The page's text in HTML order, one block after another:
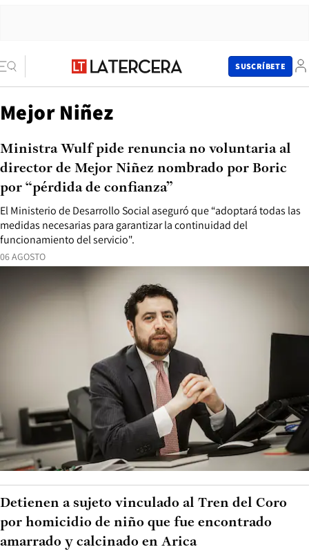
SUSCRÍBETE
Mejor Niñez
06 AGOSTO
El Ministerio de Desarrollo Social aseguró que “adoptará todas las
medidas necesarias para garantizar la continuidad del
funcionamiento del servicio".
Ministra Wulf pide renuncia no voluntaria al
director de Mejor Niñez nombrado por Boric
por “pérdida de confianza”
Detienen a sujeto vinculado al Tren del Coro
por homicidio de niño que fue encontrado
amarrado y calcinado en Arica